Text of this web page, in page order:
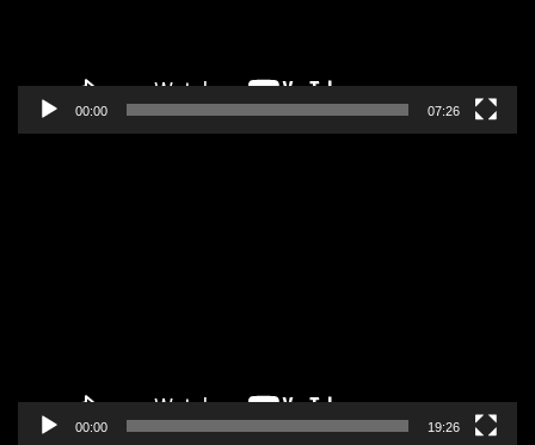
00:00 07:26
00:00 19:26